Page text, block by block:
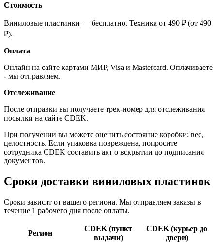
Стоимость
Виниловые пластинки — бесплатно. Техника от 490 ₽ (от 490
₽).
Оплата
Онлайн на сайте картами МИР, Visa и Mastercard. Оплачиваете
- мы отправляем.
Отслеживание
После отправки вы получаете трек-номер для отслеживания
посылки на сайте CDEK.
При получении вы можете оценить состояние коробки: вес,
целостность. Если упаковка повреждена, попросите
сотрудника CDEK составить акт о вскрытии до подписания
документов.
Сроки доставки виниловых пластинок
Сроки зависят от вашего региона. Мы отправляем заказы в
течение 1 рабочего дня после оплаты.
Регион
CDEK (пункт
выдачи)
CDEK (курьер до
двери)